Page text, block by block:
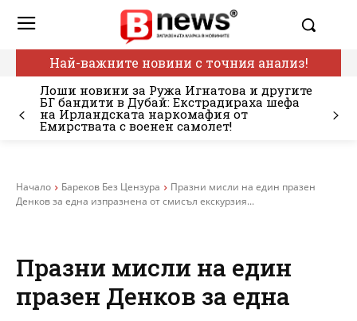
Най-важните новини с точния анализ!
Лоши новини за Ружа Игнатова и другите
БГ бандити в Дубай: Екстрадираха шефа
на Ирландската наркомафия от
Емирствата с военен самолет!
Начало Бареков Без Цензура
Празни мисли на един празен
Денков за една изпразнена от смисъл екскурзия...
Празни мисли на един
празен Денков за една